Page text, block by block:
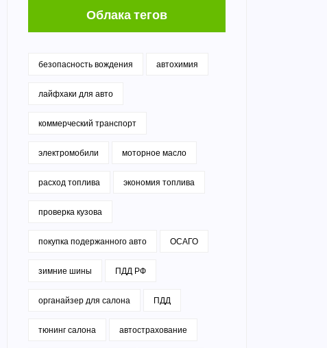
Облака тегов
безопасность вождения автохимия
лайфхаки для авто
коммерческий транспорт
электромобили моторное масло
расход топлива экономия топлива
проверка кузова
покупка подержанного авто ОСАГО
зимние шины ПДД РФ
органайзер для салона ПДД
тюнинг салона автострахование